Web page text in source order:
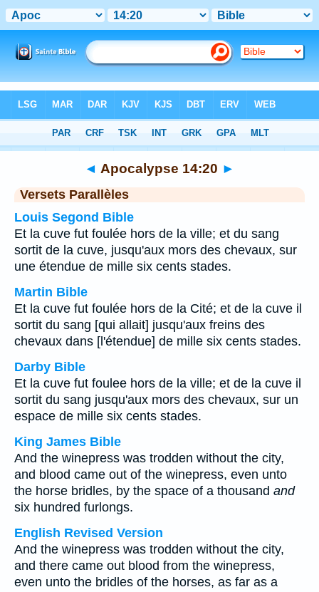
Chapitre 14 > Verset 20
◄ Apocalypse 14:20 ►
Versets Parallèles
Louis Segond Bible
Et la cuve fut foulée hors de la ville; et du sang
sortit de la cuve, jusqu'aux mors des chevaux, sur
une étendue de mille six cents stades.
Martin Bible
Et la cuve fut foulée hors de la Cité; et de la cuve il
sortit du sang [qui allait] jusqu'aux freins des
chevaux dans [l'étendue] de mille six cents stades.
Darby Bible
Et la cuve fut foulee hors de la ville; et de la cuve il
sortit du sang jusqu'aux mors des chevaux, sur un
espace de mille six cents stades.
King James Bible
And the winepress was trodden without the city,
and blood came out of the winepress, even unto
the horse bridles, by the space of a thousand and
six hundred furlongs.
English Revised Version
And the winepress was trodden without the city,
and there came out blood from the winepress,
even unto the bridles of the horses, as far as a